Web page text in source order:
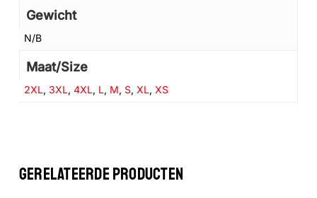
Gewicht
N/B
Maat/Size
2XL, 3XL, 4XL, L, M, S, XL, XS
GERELATEERDE PRODUCTEN